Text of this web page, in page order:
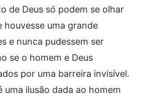
de Deus só podem se olhar
houvesse uma grande
e nunca pudessem ser
se o homem e Deus
por uma barreira invisível.
uma ilusão dada ao homem